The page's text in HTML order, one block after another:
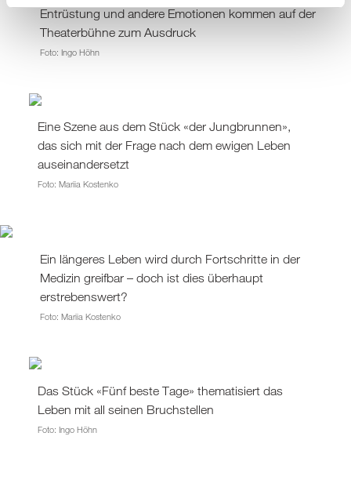
Entrüstung und andere Emotionen kommen auf der
Theaterbühne zum Ausdruck
Foto: Ingo Höhn
Eine Szene aus dem Stück «der Jungbrunnen»,
das sich mit der Frage nach dem ewigen Leben
auseinandersetzt
Foto: Mariia Kostenko
Ein längeres Leben wird durch Fortschritte in der
Medizin greifbar – doch ist dies überhaupt
erstrebenswert?
Foto: Mariia Kostenko
Das Stück «Fünf beste Tage» thematisiert das
Leben mit all seinen Bruchstellen
Foto: Ingo Höhn